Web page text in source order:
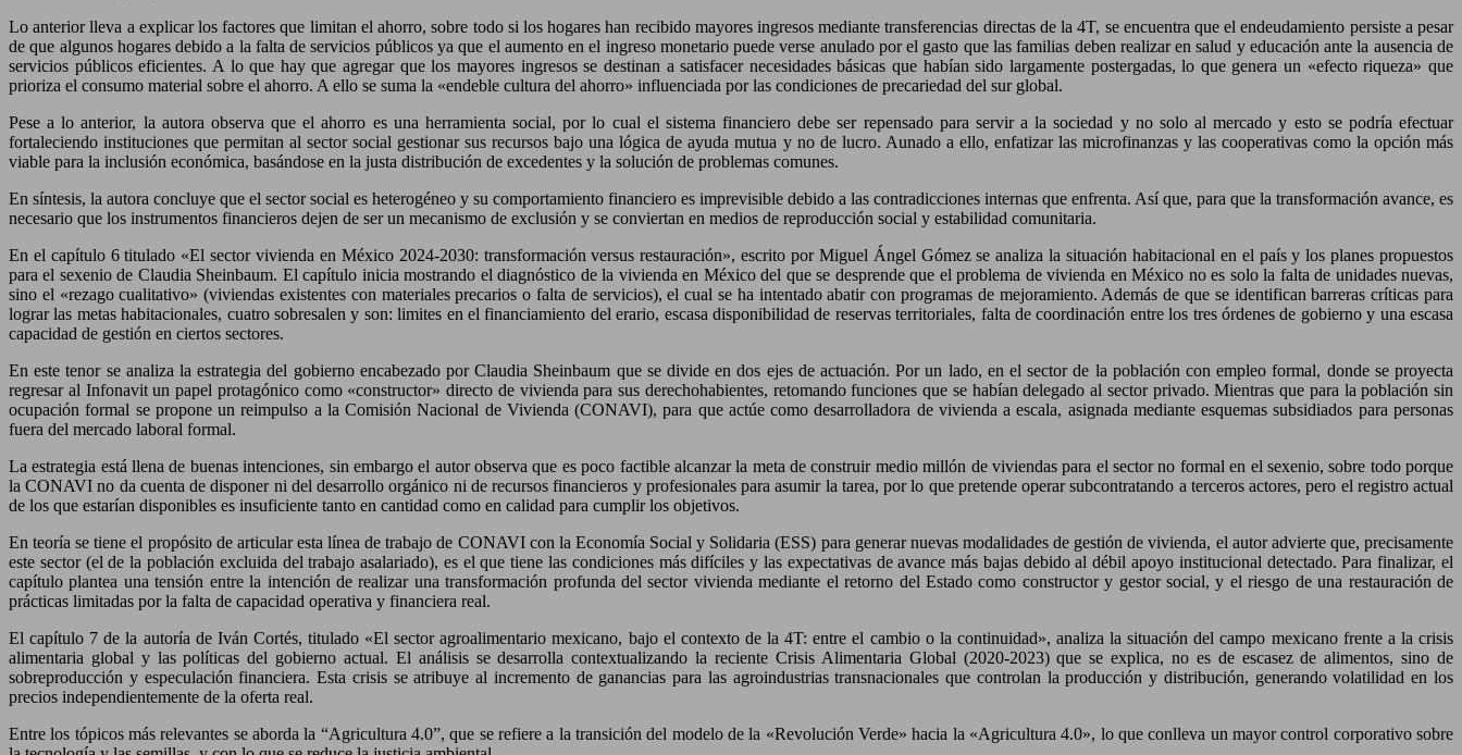
Lo anterior lleva a explicar los factores que limitan el ahorro, sobre todo si los hogares han recibido mayores ingresos mediante transferencias directas de la 4T, se encuentra que el endeudamiento persiste a pesar
de que algunos hogares debido a la falta de servicios públicos ya que el aumento en el ingreso monetario puede verse anulado por el gasto que las familias deben realizar en salud y educación ante la ausencia de
servicios públicos eficientes. A lo que hay que agregar que los mayores ingresos se destinan a satisfacer necesidades básicas que habían sido largamente postergadas, lo que genera un «efecto riqueza» que
prioriza el consumo material sobre el ahorro. A ello se suma la «endeble cultura del ahorro» influenciada por las condiciones de precariedad del sur global.
Pese a lo anterior, la autora observa que el ahorro es una herramienta social, por lo cual el sistema financiero debe ser repensado para servir a la sociedad y no solo al mercado y esto se podría efectuar
fortaleciendo instituciones que permitan al sector social gestionar sus recursos bajo una lógica de ayuda mutua y no de lucro. Aunado a ello, enfatizar las microfinanzas y las cooperativas como la opción más
viable para la inclusión económica, basándose en la justa distribución de excedentes y la solución de problemas comunes.
En síntesis, la autora concluye que el sector social es heterogéneo y su comportamiento financiero es imprevisible debido a las contradicciones internas que enfrenta. Así que, para que la transformación avance, es
necesario que los instrumentos financieros dejen de ser un mecanismo de exclusión y se conviertan en medios de reproducción social y estabilidad comunitaria.
En el capítulo 6 titulado «El sector vivienda en México 2024-2030: transformación versus restauración», escrito por Miguel Ángel Gómez se analiza la situación habitacional en el país y los planes propuestos
para el sexenio de Claudia Sheinbaum. El capítulo inicia mostrando el diagnóstico de la vivienda en México del que se desprende que el problema de vivienda en México no es solo la falta de unidades nuevas,
sino el «rezago cualitativo» (viviendas existentes con materiales precarios o falta de servicios), el cual se ha intentado abatir con programas de mejoramiento. Además de que se identifican barreras críticas para
lograr las metas habitacionales, cuatro sobresalen y son: limites en el financiamiento del erario, escasa disponibilidad de reservas territoriales, falta de coordinación entre los tres órdenes de gobierno y una escasa
capacidad de gestión en ciertos sectores.
En este tenor se analiza la estrategia del gobierno encabezado por Claudia Sheinbaum que se divide en dos ejes de actuación. Por un lado, en el sector de la población con empleo formal, donde se proyecta
regresar al Infonavit un papel protagónico como «constructor» directo de vivienda para sus derechohabientes, retomando funciones que se habían delegado al sector privado. Mientras que para la población sin
ocupación formal se propone un reimpulso a la Comisión Nacional de Vivienda (CONAVI), para que actúe como desarrolladora de vivienda a escala, asignada mediante esquemas subsidiados para personas
fuera del mercado laboral formal.
La estrategia está llena de buenas intenciones, sin embargo el autor observa que es poco factible alcanzar la meta de construir medio millón de viviendas para el sector no formal en el sexenio, sobre todo porque
la CONAVI no da cuenta de disponer ni del desarrollo orgánico ni de recursos financieros y profesionales para asumir la tarea, por lo que pretende operar subcontratando a terceros actores, pero el registro actual
de los que estarían disponibles es insuficiente tanto en cantidad como en calidad para cumplir los objetivos.
En teoría se tiene el propósito de articular esta línea de trabajo de CONAVI con la Economía Social y Solidaria (ESS) para generar nuevas modalidades de gestión de vivienda, el autor advierte que, precisamente
este sector (el de la población excluida del trabajo asalariado), es el que tiene las condiciones más difíciles y las expectativas de avance más bajas debido al débil apoyo institucional detectado. Para finalizar, el
capítulo plantea una tensión entre la intención de realizar una transformación profunda del sector vivienda mediante el retorno del Estado como constructor y gestor social, y el riesgo de una restauración de
prácticas limitadas por la falta de capacidad operativa y financiera real.
El capítulo 7 de la autoría de Iván Cortés, titulado «El sector agroalimentario mexicano, bajo el contexto de la 4T: entre el cambio o la continuidad», analiza la situación del campo mexicano frente a la crisis
alimentaria global y las políticas del gobierno actual. El análisis se desarrolla contextualizando la reciente Crisis Alimentaria Global (2020-2023) que se explica, no es de escasez de alimentos, sino de
sobreproducción y especulación financiera. Esta crisis se atribuye al incremento de ganancias para las agroindustrias transnacionales que controlan la producción y distribución, generando volatilidad en los
precios independientemente de la oferta real.
Entre los tópicos más relevantes se aborda la “Agricultura 4.0”, que se refiere a la transición del modelo de la «Revolución Verde» hacia la «Agricultura 4.0», lo que conlleva un mayor control corporativo sobre